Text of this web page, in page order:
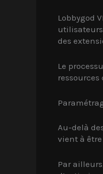
Lobbygod
utilisateurs
des
Le
ressources
Au-delà
vient à
Par